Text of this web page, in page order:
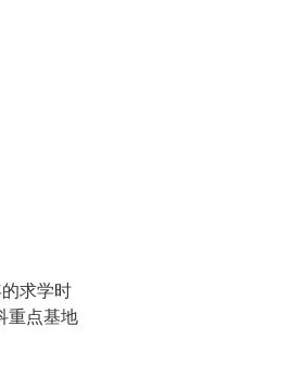
求学时
重点基地